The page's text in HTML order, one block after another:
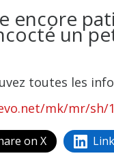
encore
un
toutes les
mk/mr/sh/
on X